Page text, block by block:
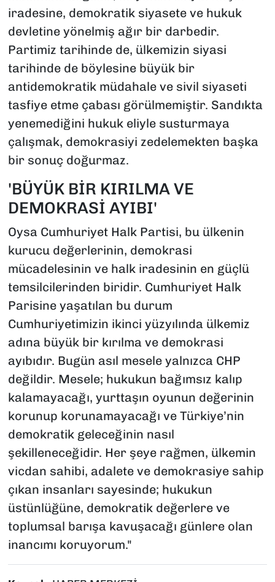
iradesine, demokratik siyasete ve hukuk
devletine yönelmiş ağır bir darbedir.
Partimiz tarihinde de, ülkemizin siyasi
tarihinde de böylesine büyük bir
antidemokratik müdahale ve sivil siyaseti
tasfiye etme çabası görülmemiştir. Sandıkta
yenemediğini hukuk eliyle susturmaya
çalışmak, demokrasiyi zedelemekten başka
bir sonuç doğurmaz.
'BÜYÜK BİR KIRILMA VE
DEMOKRASİ AYIBI'
Oysa Cumhuriyet Halk Partisi, bu ülkenin
kurucu değerlerinin, demokrasi
mücadelesinin ve halk iradesinin en güçlü
temsilcilerinden biridir. Cumhuriyet Halk
Parisine yaşatılan bu durum
Cumhuriyetimizin ikinci yüzyılında ülkemiz
adına büyük bir kırılma ve demokrasi
ayıbıdır. Bugün asıl mesele yalnızca CHP
değildir. Mesele; hukukun bağımsız kalıp
kalamayacağı, yurttaşın oyunun değerinin
korunup korunamayacağı ve Türkiye’nin
demokratik geleceğinin nasıl
şekilleneceğidir. Her şeye rağmen, ülkemin
vicdan sahibi, adalete ve demokrasiye sahip
çıkan insanları sayesinde; hukukun
üstünlüğüne, demokratik değerlere ve
toplumsal barışa kavuşacağı günlere olan
inancımı koruyorum."